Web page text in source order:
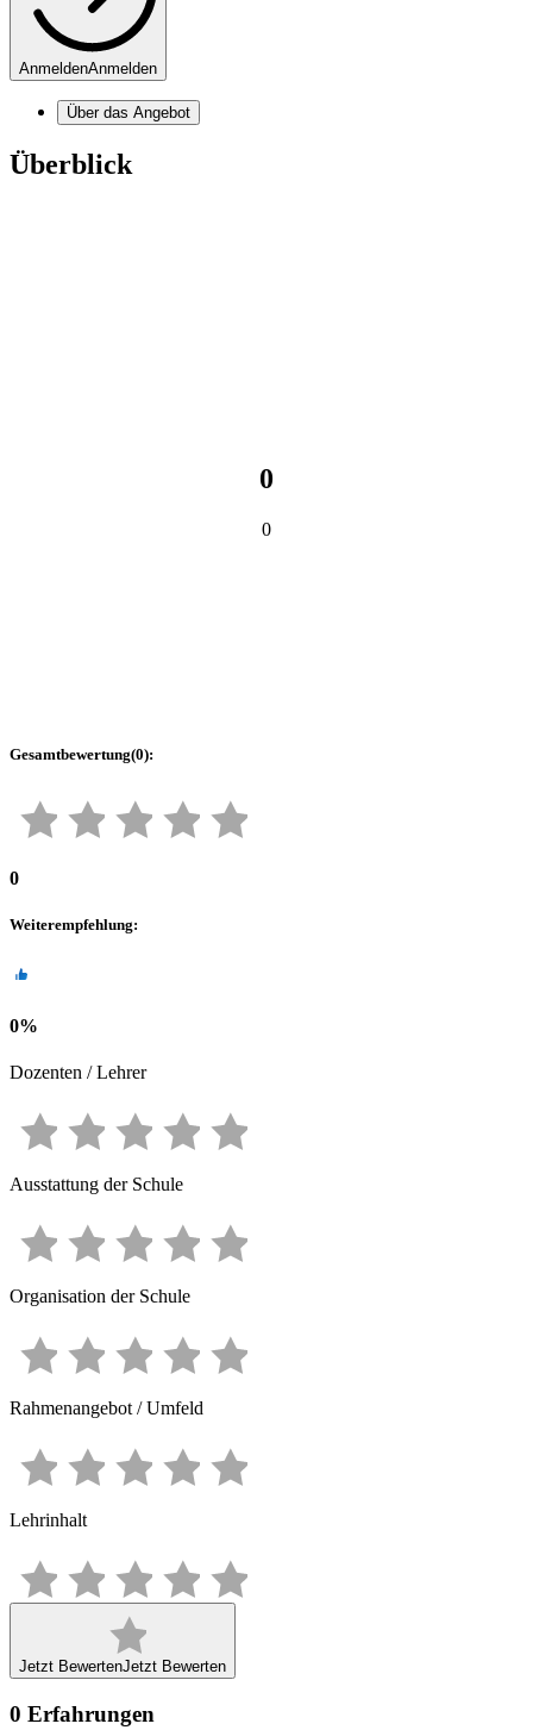
AnmeldenAnmelden
Über das Angebot
Überblick
0
0
Gesamtbewertung(0):
0
Weiterempfehlung:
0%
Dozenten / Lehrer
Ausstattung der Schule
Organisation der Schule
Rahmenangebot / Umfeld
Lehrinhalt
Jetzt BewertenJetzt Bewerten
0 Erfahrungen